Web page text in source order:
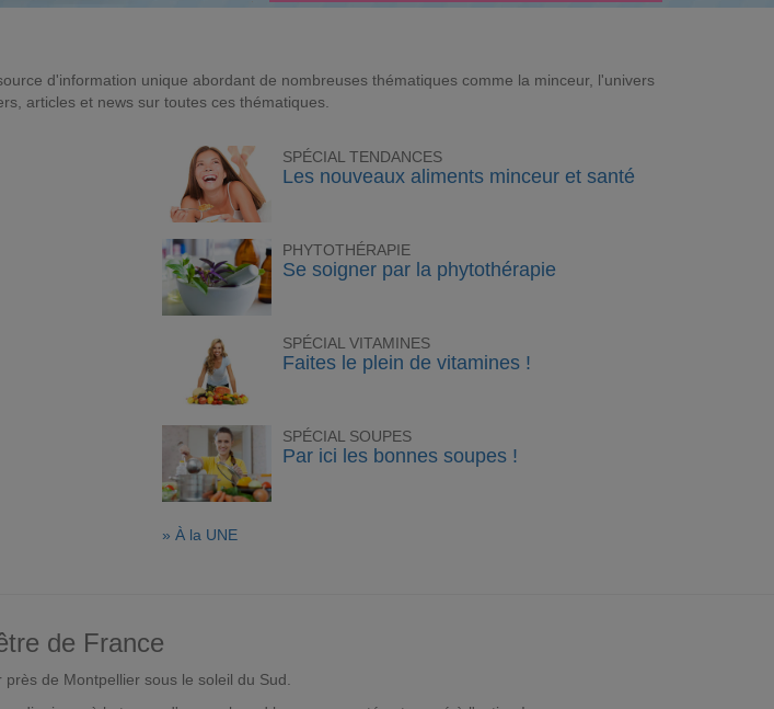
d'information unique abordant de nombreuses thématiques comme la minceur, l'univers
articles et news sur toutes ces thématiques.
SPÉCIAL TENDANCES
Les nouveaux aliments minceur et santé
PHYTOTHÉRAPIE
Se soigner par la phytothérapie
SPÉCIAL VITAMINES
Faites le plein de vitamines !
SPÉCIAL SOUPES
Par ici les bonnes soupes !
» À la UNE
de France
de Montpellier sous le soleil du Sud.